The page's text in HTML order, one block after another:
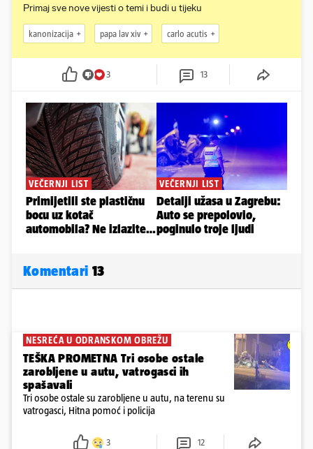
Primaj sve nove vijesti o temi i budi u tijeku
kanonizacija papa lav xiv carlo acutis
3 13
Komentari 13
NESREĆA U ODRANSKOM OBREŽU
TEŠKA PROMETNA Tri osobe ostale
zarobljene u autu, vatrogasci ih
spašavali
Tri osobe ostale su zarobljene u autu, na terenu su
vatrogasci, Hitna pomoć i policija
3 12